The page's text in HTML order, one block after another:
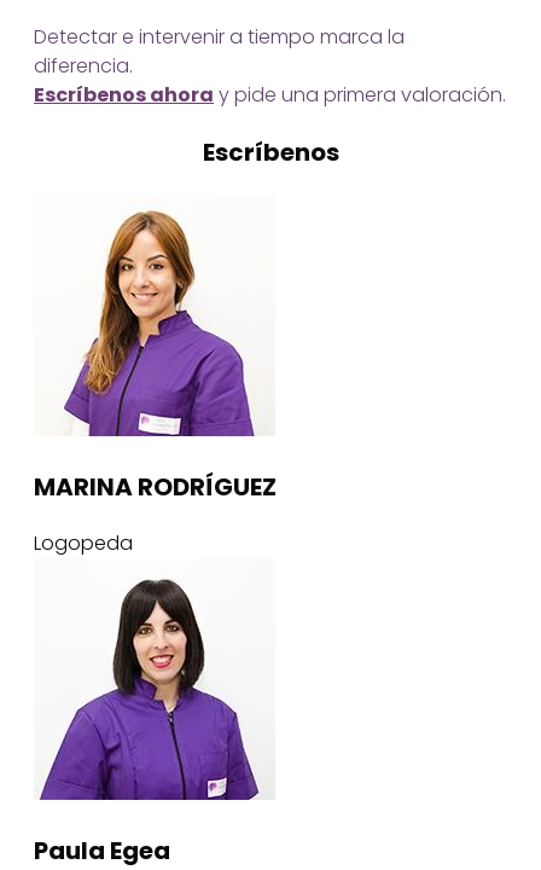
Detectar e intervenir a tiempo marca la
diferencia.
Escríbenos ahora y pide una primera valoración.
Escríbenos
MARINA RODRÍGUEZ
Logopeda
Paula Egea